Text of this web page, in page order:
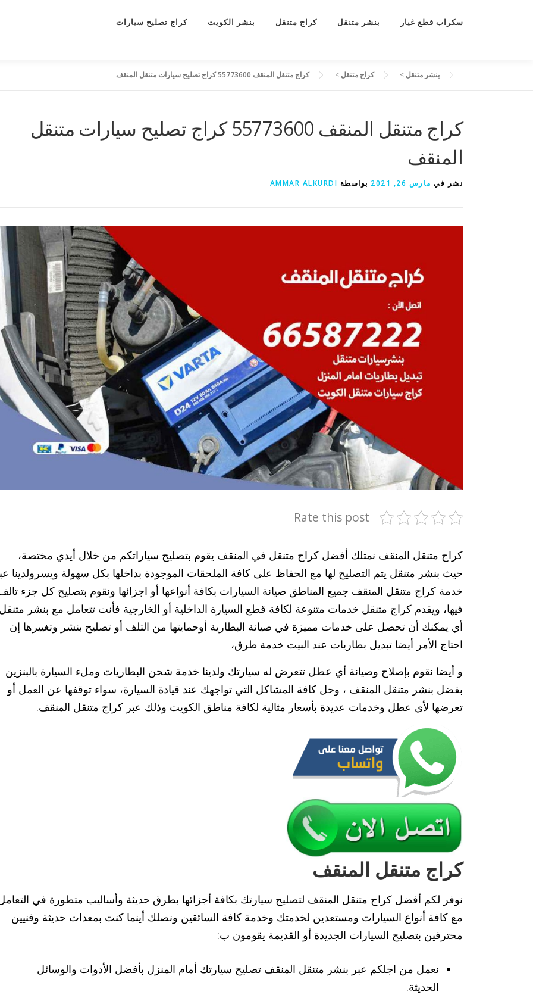
كراج تصليح سيارات بنشر الكويت كراج متنقل بنشر متنقل سكراب قطع غيار
بنشر متنقل > كراج متنقل > كراج متنقل المنقف 55773600 كراج تصليح سيارات متنقل المنقف
كراج متنقل المنقف 55773600 كراج تصليح سيارات متنقل
المنقف
نشر في مارس 26, 2021 بواسطة AMMAR ALKURDI
Rate this post
كراج متنقل المنقف نمتلك أفضل كراج متنقل في المنقف يقوم بتصليح سياراتكم من خلال أيدي مختصة،
حيث بنشر متنقل يتم التصليح لها مع الحفاظ على كافة الملحقات الموجودة بداخلها بكل سهولة ويسرولدينا
خدمة كراج متنقل المنقف جميع المناطق صيانة السيارات بكافة أنواعها أو اجزائها ونقوم بتصليح كل جزء
فيها، ويقدم كراج متنقل خدمات متنوعة لكافة قطع السيارة الداخلية أو الخارجية فأنت تتعامل مع بنشر
أي يمكنك أن تحصل على خدمات مميزة في صيانة البطارية أوحمايتها من التلف أو تصليح بنشر وتغييرها إن
احتاج الأمر أيضا تبديل بطاريات عند البيت خدمة طرق،
و أيضا نقوم بإصلاح وصيانة أي عطل تتعرض له سيارتك ولدينا خدمة شحن البطاريات وملء السيارة بالبنزين
بفضل بنشر متنقل المنقف ، وحل كافة المشاكل التي تواجهك عند قيادة السيارة، سواء توقفها عن العمل أو
تعرضها لأي عطل وخدمات عديدة بأسعار مثالية لكافة مناطق الكويت وذلك عبر كراج متنقل المنقف.
كراج متنقل المنقف
نوفر لكم أفضل كراج متنقل المنقف لتصليح سيارتك بكافة أجزائها بطرق حديثة وأساليب متطورة في
مع كافة أنواع السيارات ومستعدين لخدمتك وخدمة كافة السائقين ونصلك أينما كنت بمعدات حديثة وفنيين
محترفين بتصليح السيارات الجديدة أو القديمة يقومون ب:
نعمل من اجلكم عبر بنشر متنقل المنقف تصليح سيارتك أمام المنزل بأفضل الأدوات والوسائل
الحديثة.